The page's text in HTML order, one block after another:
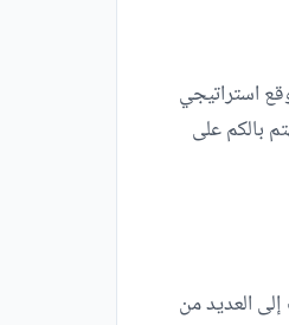
استراتيجي
بالكم على
العديد من